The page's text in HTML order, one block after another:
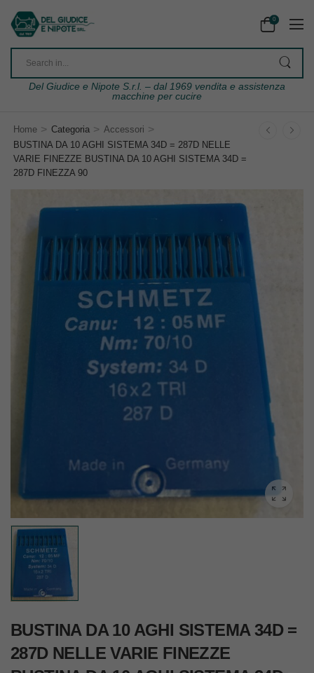
0
Del Giudice e Nipote S.r.l. – dal 1969 vendita e assistenza
macchine per cucire
Home > Categoria > Accessori >
BUSTINA DA 10 AGHI SISTEMA 34D = 287D NELLE
VARIE FINEZZE BUSTINA DA 10 AGHI SISTEMA 34D =
287D FINEZZA 90
BUSTINA DA 10 AGHI SISTEMA 34D =
287D NELLE VARIE FINEZZE